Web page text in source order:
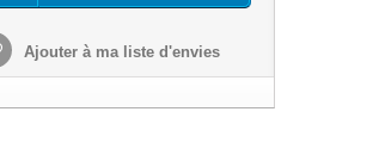
Ajouter à ma liste d'envies